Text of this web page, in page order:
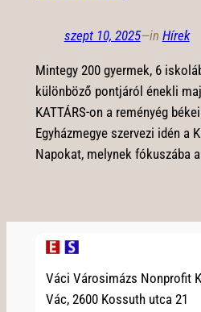
szept 10, 2025—in Hírek
Mintegy 200 gyermek, 6
különböző pontjáról énekli
KATTÁRS-on a reményég
Egyházmegye szervezi idén a
Napokat, melynek fókuszába
Váci Városimázs Nonprofit
Vác, 2600 Kossuth utca 21